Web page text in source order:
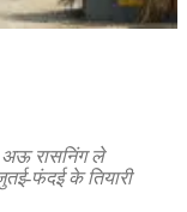
रासनिंग ले
फंदई के तियारी